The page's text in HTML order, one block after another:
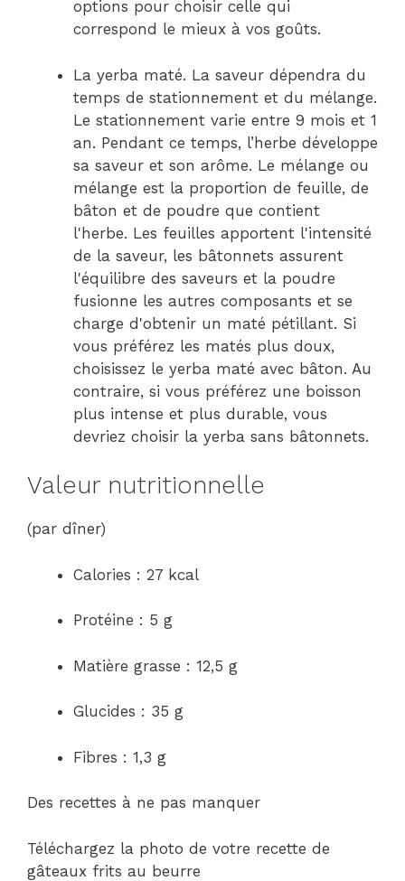
options pour choisir celle qui
correspond le mieux à vos goûts.
La yerba maté. La saveur dépendra du
temps de stationnement et du mélange.
Le stationnement varie entre 9 mois et 1
an. Pendant ce temps, l’herbe développe
sa saveur et son arôme. Le mélange ou
mélange est la proportion de feuille, de
bâton et de poudre que contient
l'herbe. Les feuilles apportent l'intensité
de la saveur, les bâtonnets assurent
l'équilibre des saveurs et la poudre
fusionne les autres composants et se
charge d'obtenir un maté pétillant. Si
vous préférez les matés plus doux,
choisissez le yerba maté avec bâton. Au
contraire, si vous préférez une boisson
plus intense et plus durable, vous
devriez choisir la yerba sans bâtonnets.
Valeur nutritionnelle
(par dîner)
Calories : 27 kcal
Protéine : 5 g
Matière grasse : 12,5 g
Glucides : 35 g
Fibres : 1,3 g
Des recettes à ne pas manquer
Téléchargez la photo de votre recette de
gâteaux frits au beurre